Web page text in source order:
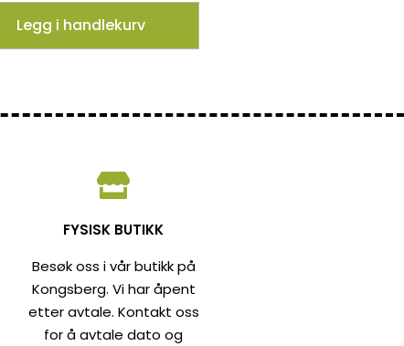
Legg i handlekurv
FYSISK BUTIKK
Besøk oss i vår butikk på
Kongsberg. Vi har åpent
etter avtale. Kontakt oss
for å avtale dato og